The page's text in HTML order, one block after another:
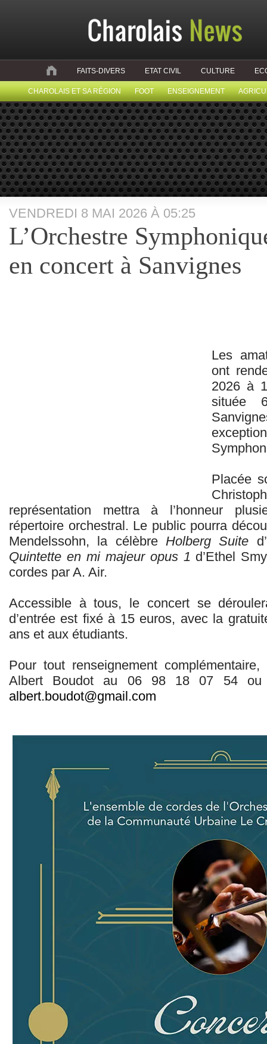
FAITS-DIVERS ETAT CIVIL CULTURE
CHAROLAIS ET SA RÉGION FOOT ENSEIGNEMENT
VENDREDI 8 MAI 2026 À 05:25
L’Orchestre
en concert à Sanvignes
Les
ont
2026 à
située
Placée
représentation mettra à l’honneur
répertoire orchestral. Le public pourra
Mendelssohn, la célèbre Holberg Suite
Quintette en mi majeur opus 1 d’Ethel
cordes par A. Air.
Accessible à tous, le concert se
d’entrée est fixé à 15 euros, avec la
ans et aux étudiants.
Pour tout renseignement
Albert Boudot au 06 98 18 07 54 ou
albert.boudot@gmail.com